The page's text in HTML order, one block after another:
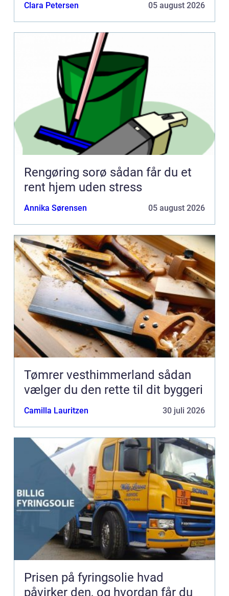
Clara Petersen 05 august 2026
Rengøring sorø sådan får du et
rent hjem uden stress
Annika Sørensen 05 august 2026
Tømrer vesthimmerland sådan
vælger du den rette til dit byggeri
Camilla Lauritzen 30 juli 2026
Prisen på fyringsolie hvad
påvirker den, og hvordan får du